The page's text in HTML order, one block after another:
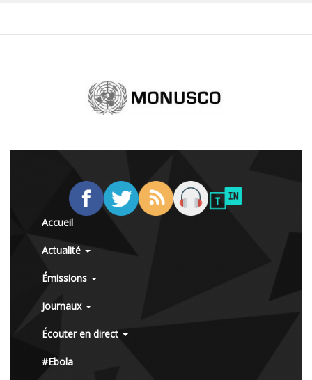
Accueil
Actualité
Émissions
Journaux
Écouter en direct
#Ebola